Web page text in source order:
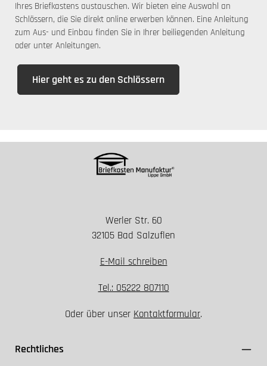
Ihres Briefkastens austauschen. Wir bieten eine Auswahl an
Schlössern, die Sie direkt online erwerben können. Eine Anleitung
zum Aus- und Einbau finden Sie in Ihrer beiliegenden Anleitung
oder unter Anleitungen.
Hier geht es zu den Schlössern
Werler Str. 60
32105 Bad Salzuflen
E-Mail schreiben
Tel.: 05222 807110
Oder über unser Kontaktformular.
Rechtliches